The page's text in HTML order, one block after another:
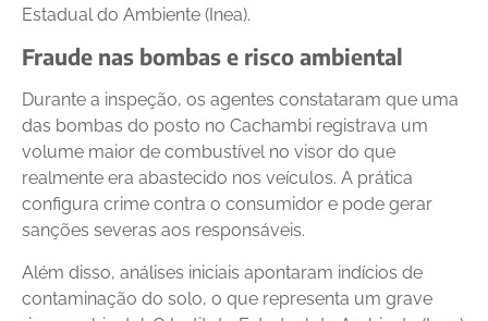
Estadual do Ambiente (Inea).
Fraude nas bombas e risco ambiental
Durante a inspeção, os agentes constataram que uma
das bombas do posto no Cachambi registrava um
volume maior de combustível no visor do que
realmente era abastecido nos veículos. A prática
configura crime contra o consumidor e pode gerar
sanções severas aos responsáveis.
Além disso, análises iniciais apontaram indícios de
contaminação do solo, o que representa um grave